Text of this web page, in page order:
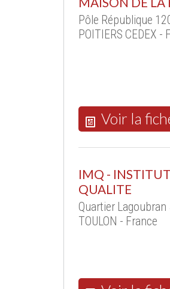
Pôle République
POITIERS CEDEX -
Voir la
IMQ -
QUALITE
Quartier
TOULON - France